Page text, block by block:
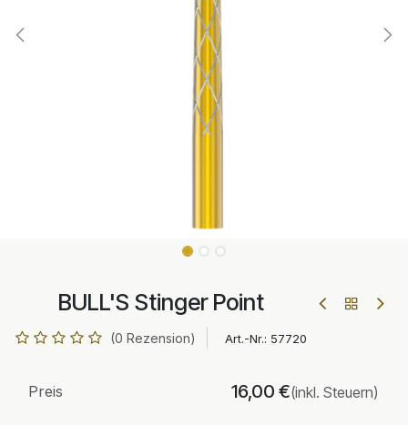
BULL'S Stinger Point
(0 Rezension) Art.-Nr.: 57720
Preis 16,00 €(inkl. Steuern)